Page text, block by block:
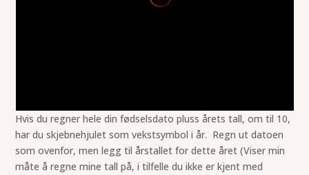
Hvis du regner hele din fødselsdato pluss årets tall, om til 10,
har du skjebnehjulet som vekstsymbol i år. Regn ut datoen
som ovenfor, men legg til årstallet for dette året (Viser min
måte å regne mine tall på, i tilfelle du ikke er kjent med